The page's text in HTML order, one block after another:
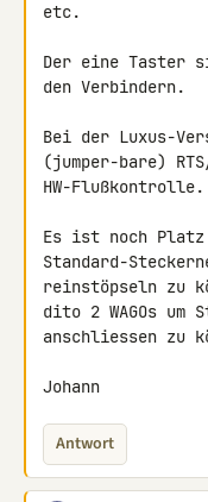
etc.
Der eine Taster
den Verbindern.
Bei der Luxus-
(jumper-bare)
HW-Flußkontrolle.
Es ist noch
Standard-
reinstöpseln zu
dito 2 WAGOs um
anschliessen zu
Johann
Antwort